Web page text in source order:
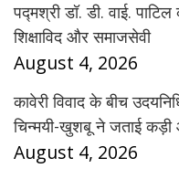
पद्मश्री डॉ. डी. वाई.
शिक्षाविद और समाजसेवी
August 4, 2026
कावेरी विवाद के बीच
चिन्मयी-खुशबू ने जताई कड़ी
August 4, 2026